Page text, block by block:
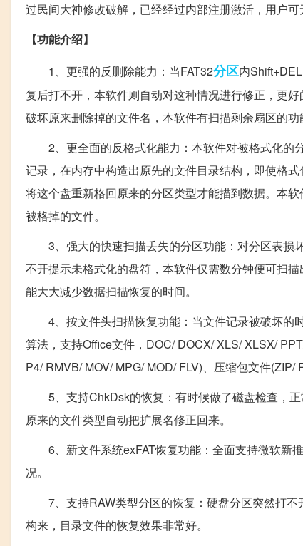
过民间大神修改破解，已经经过内部注册激活，用户
【功能介绍】
1、更强的反删除能力：当FAT32分区内
复后打不开，本软件则自动对这种情况进行修正，更
破坏原来删除掉的文件名，本软件有扫描剩余扇区的
2、更全面的反格式化能力：本软件对被格式化的
记录，在内存中构造出原先的文件目录结构，即使格
将这个盘重新格回原来的分区类型才能描到数据。本
被格掉的文件。
3、强大的快速扫描丢失的分区功能：对分区表损
不开提示未格式化的盘符，本软件仅需数分钟便可扫
能大大减少数据扫描恢复的时间。
4、按文件头扫描恢复功能：当文件记录被破坏的
算法，支持Office文件，DOC/ DOCX/ XLS/ XLSX/
P4/ RMVB/ MOV/ MPG/ MOD/ FLV)、压缩包文件(ZIP/
5、支持ChkDsk的恢复：有时候做了磁盘检查，正
原来的文件类型自动把扩展名修正回来。
6、新文件系统exFAT恢复功能：全面支持微软新
况。
7、支持RAW类型分区的恢复：硬盘分区突然打不
构来，目录文件的恢复效果非常好。